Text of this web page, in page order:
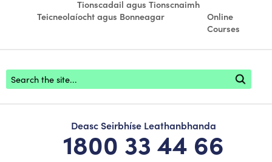
Tionscadail agus Tionscnaimh
Teicneolaíocht agus Bonneagar
Online
Courses
Footer search
Deasc Seirbhíse Leathanbhanda
1800 33 44 66